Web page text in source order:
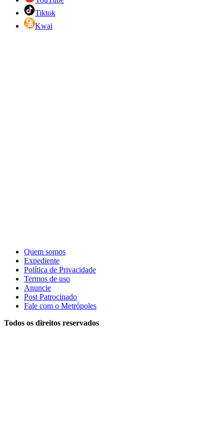
Tiktok
Kwai
Quem somos
Expediente
Política de Privacidade
Termos de uso
Anuncie
Post Patrocinado
Fale com o Metrópoles
Todos os direitos reservados